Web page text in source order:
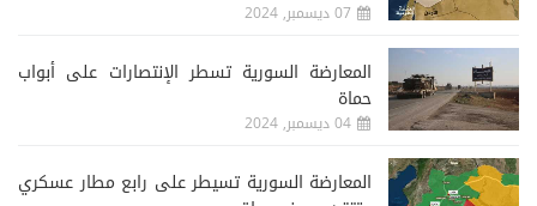
07 ديسمبر, 2024
المعارضة السورية تسطر الإنتصارات على أبواب
حماة
04 ديسمبر, 2024
المعارضة السورية تسيطر على رابع مطار عسكري